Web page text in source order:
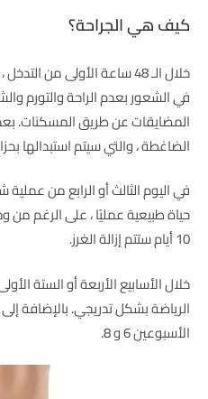
كيف هي الجراحة؟
خلال الـ 48 ساعة الأولى من
في الشعور بعدم الراحة والتورم
المضايقات عن طريق المسكنات.
الضاغطة ، والتي سيتم استبدالها
في اليوم الثالث أو الرابع من
حياة طبيعية عمليًا ، على الرغم من
10 أيام ستتم إزالة الغرز.
خلال الأسابيع الأربعة أو الستة
الرياضة بشكل تدريجي. بالإضافة إلى
الأسبوعين 6 و 8.